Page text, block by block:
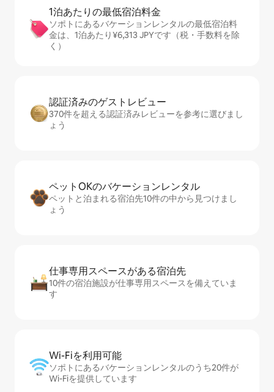
1泊あたりの最⁠低⁠宿⁠泊⁠料⁠金
ソポトにあるバケーションレンタルの最低宿泊料
金は、1泊あたり¥6,313 JPYです（税・手数料を除
く）
認証済みのゲ⁠ス⁠ト⁠レ⁠ビ⁠ュ⁠ー
370件を超える認証済みレビューを参考に選びまし
ょう
ペットOKのバ⁠ケ⁠ー⁠シ⁠ョ⁠ンレ⁠ン⁠タ⁠ル
ペットと泊まれる宿泊先10件の中から見つけまし
ょう
仕事専用ス⁠ペ⁠ー⁠スがあ⁠る宿⁠泊⁠先
10件の宿泊施設が仕事専用スペースを備えていま
す
Wi-Fiを利⁠用⁠可⁠能
ソポトにあるバケーションレンタルのうち20件が
Wi-Fiを提供しています